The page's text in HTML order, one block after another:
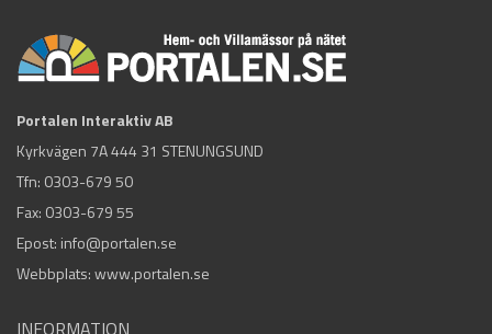
Portalen Interaktiv AB
Kyrkvägen 7A 444 31 STENUNGSUND
Tfn: 0303-679 50
Fax: 0303-679 55
Epost: info@portalen.se
Webbplats: www.portalen.se